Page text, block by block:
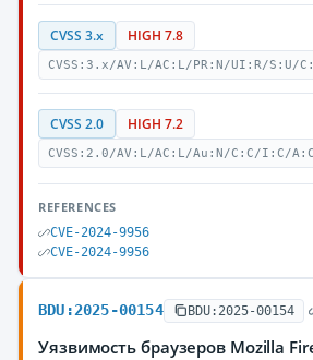
CVSS 3.x HIGH 7.8
CVSS:3.x/AV:L/AC:L/PR:N/UI:R/S:U/
CVSS 2.0 HIGH 7.2
CVSS:2.0/AV:L/AC:L/Au:N/C:C/I:C/A:C
REFERENCES
CVE-2024-9956
CVE-2024-9956
BDU:2025-00154 BDU:2025-00154
Уязвимость браузеров Mozilla